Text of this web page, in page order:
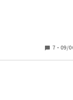
るとクレームをあげ
長から呼び出され
悪いわけではないか
いといけないんだろう
7 ・ 09/